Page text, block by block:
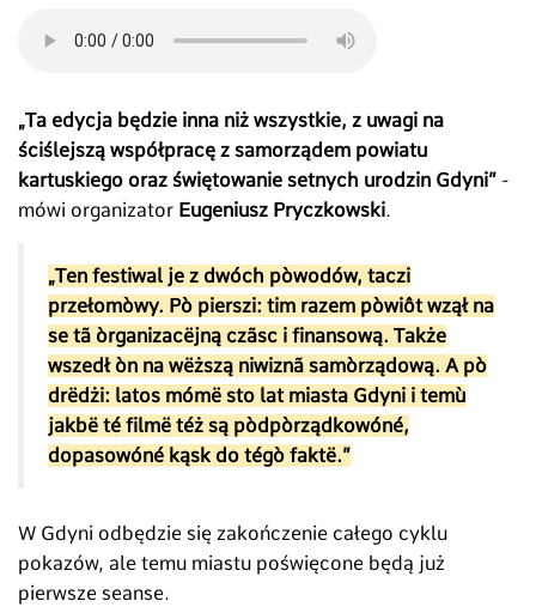
„Ta edycja będzie inna niż wszystkie, z uwagi na
ściślejszą współpracę z samorządem powiatu
kartuskiego oraz świętowanie setnych urodzin Gdyni” -
mówi organizator Eugeniusz Pryczkowski.
„Ten festiwal je z dwóch pòwodów, taczi
przełomòwy. Pò pierszi: tim razem pòwiôt wzął na
se tã òrganizacëjną czãsc i finansową. Także
wszedł òn na wëższą niwiznã samòrządową. A pò
drëdżi: latos mómë sto lat miasta Gdyni i temù
jakbë té filmë téż są pòdpòrządkowóné,
dopasowóné kąsk do tégò faktë.”
W Gdyni odbędzie się zakończenie całego cyklu
pokazów, ale temu miastu poświęcone będą już
pierwsze seanse.